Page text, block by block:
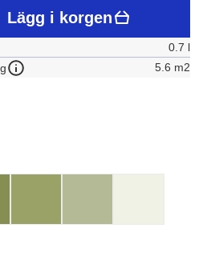
Lägg i korgen
0.7 l
5.6 m2